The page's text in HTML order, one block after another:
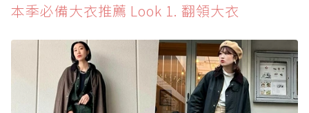
本季必備大衣推薦 Look 1. 翻領大衣